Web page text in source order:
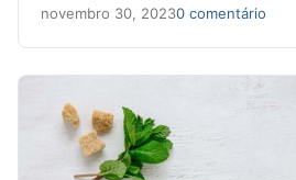
novembro 30, 20230 comentário